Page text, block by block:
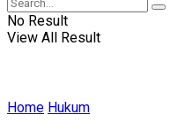
No Result
View All Result
Home Hukum